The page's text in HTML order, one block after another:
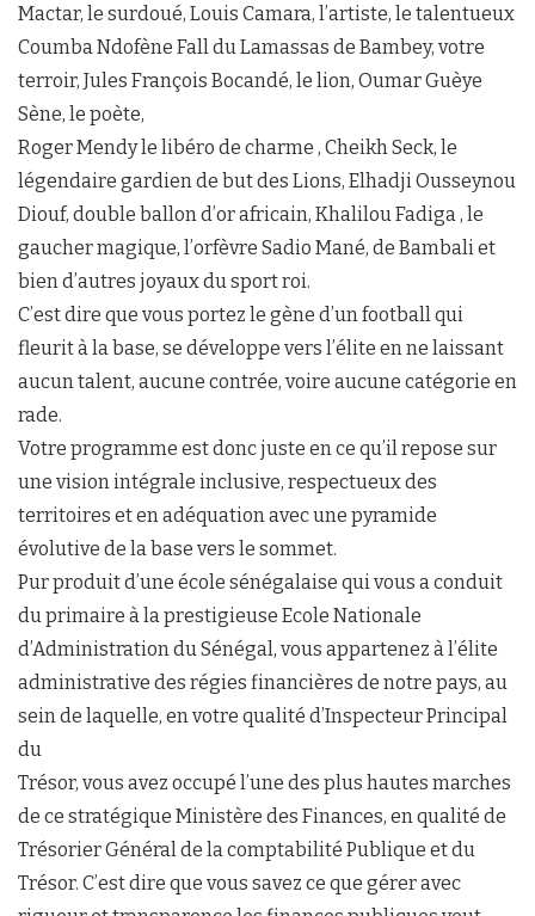
Mactar, le surdoué, Louis Camara, l’artiste, le talentueux
Coumba Ndofène Fall du Lamassas de Bambey, votre
terroir, Jules François Bocandé, le lion, Oumar Guèye
Sène, le poète,
Roger Mendy le libéro de charme , Cheikh Seck, le
légendaire gardien de but des Lions, Elhadji Ousseynou
Diouf, double ballon d’or africain, Khalilou Fadiga , le
gaucher magique, l’orfèvre Sadio Mané, de Bambali et
bien d’autres joyaux du sport roi.
C’est dire que vous portez le gène d’un football qui
fleurit à la base, se développe vers l’élite en ne laissant
aucun talent, aucune contrée, voire aucune catégorie en
rade.
Votre programme est donc juste en ce qu’il repose sur
une vision intégrale inclusive, respectueux des
territoires et en adéquation avec une pyramide
évolutive de la base vers le sommet.
Pur produit d’une école sénégalaise qui vous a conduit
du primaire à la prestigieuse Ecole Nationale
d’Administration du Sénégal, vous appartenez à l’élite
administrative des régies financières de notre pays, au
sein de laquelle, en votre qualité d’Inspecteur Principal
du
Trésor, vous avez occupé l’une des plus hautes marches
de ce stratégique Ministère des Finances, en qualité de
Trésorier Général de la comptabilité Publique et du
Trésor. C’est dire que vous savez ce que gérer avec